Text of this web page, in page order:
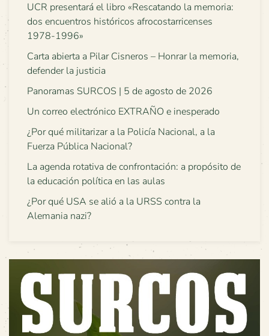
UCR presentará el libro «Rescatando la memoria:
dos encuentros históricos afrocostarricenses
1978-1996»
Carta abierta a Pilar Cisneros – Honrar la memoria,
defender la justicia
Panoramas SURCOS | 5 de agosto de 2026
Un correo electrónico EXTRAÑO e inesperado
¿Por qué militarizar a la Policía Nacional, a la
Fuerza Pública Nacional?
La agenda rotativa de confrontación: a propósito de
la educación política en las aulas
¿Por qué USA se alió a la URSS contra la
Alemania nazi?